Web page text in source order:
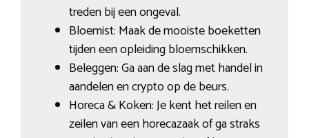
treden bij een ongeval.
Bloemist: Maak de mooiste boeketten
tijden een opleiding bloemschikken.
Beleggen: Ga aan de slag met handel in
aandelen en crypto op de beurs.
Horeca & Koken: Je kent het reilen en
zeilen van een horecazaak of ga straks